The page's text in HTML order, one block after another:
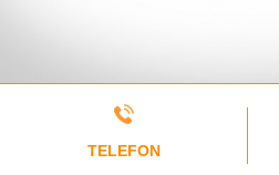
TELEFON